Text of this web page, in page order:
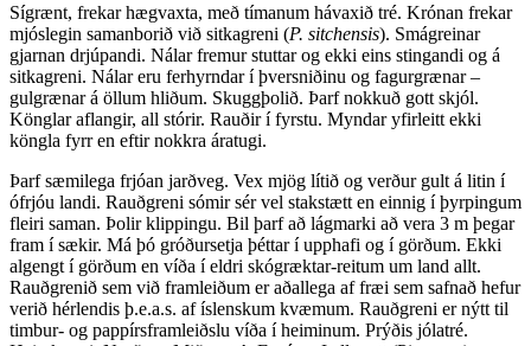
Sígrænt, frekar hægvaxta, með tímanum hávaxið tré. Krónan frekar
mjóslegin samanborið við sitkagreni (P. sitchensis). Smágreinar
gjarnan drjúpandi. Nálar fremur stuttar og ekki eins stingandi og á
sitkagreni. Nálar eru ferhyrndar í þversniðinu og fagurgrænar –
gulgrænar á öllum hliðum. Skuggþolið. Þarf nokkuð gott skjól.
Könglar aflangir, all stórir. Rauðir í fyrstu. Myndar yfirleitt ekki
köngla fyrr en eftir nokkra áratugi.
Þarf sæmilega frjóan jarðveg. Vex mjög lítið og verður gult á litin í
ófrjóu landi. Rauðgreni sómir sér vel stakstætt en einnig í þyrpingum
fleiri saman. Þolir klippingu. Bil þarf að lágmarki að vera 3 m þegar
fram í sækir. Má þó gróðursetja þéttar í upphafi og í görðum. Ekki
algengt í görðum en víða í eldri skógræktar-reitum um land allt.
Rauðgrenið sem við framleiðum er aðallega af fræi sem safnað hefur
verið hérlendis þ.e.a.s. af íslenskum kvæmum. Rauðgreni er nýtt til
timbur- og pappírsframleiðslu víða í heiminum. Prýðis jólatré.